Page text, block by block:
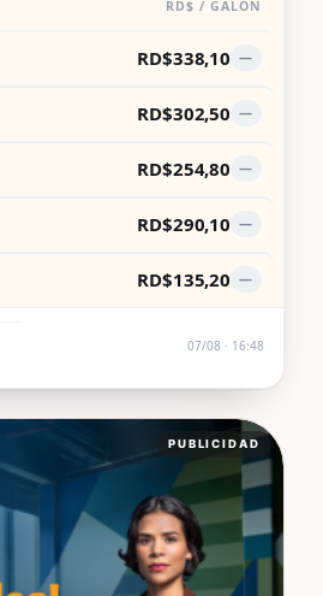
RD$ / GALÓN
RD$338,10 —
RD$302,50 —
RD$254,80 —
RD$290,10 —
RD$135,20 —
07/08 · 16:48
PUBLICIDAD